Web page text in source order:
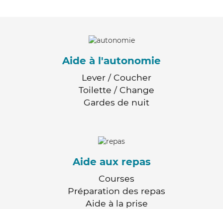
Aide à l'autonomie
Lever / Coucher
Toilette / Change
Gardes de nuit
Aide aux repas
Courses
Préparation des repas
Aide à la prise